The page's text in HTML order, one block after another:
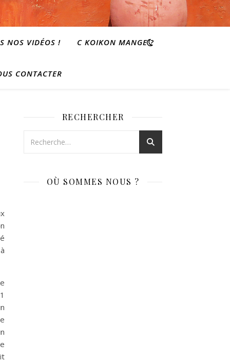
NOS VIDÉOS ! C KOIKON MANGE ?
CONTACTER
RECHERCHER
OÙ SOMMES NOUS ?